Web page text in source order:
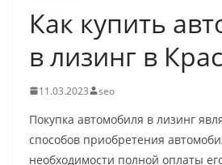
Как купить
в лизинг в
11.03.2023 seo
Покупка автомобиля в лизинг
способов приобретения
необходимости полной оплаты